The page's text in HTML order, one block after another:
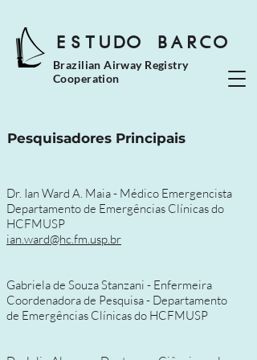
Brazilian Airway Registry
Cooperation
ESTUDO BARCO
Pesquisadores Principais
Dr. Ian Ward A. Maia - Médico Emergencista
Departamento de Emergências Clínicas do
HCFMUSP
ian.ward@hc.fm.usp.br
Gabriela de Souza Stanzani - Enfermeira
Coordenadora de Pesquisa - Departamento
de Emergências Clínicas do HCFMUSP